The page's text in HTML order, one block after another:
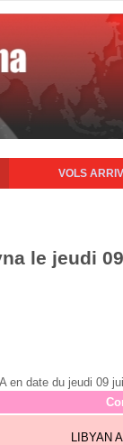
VOLS
le jeudi
en date du jeudi 09
LIBYAN